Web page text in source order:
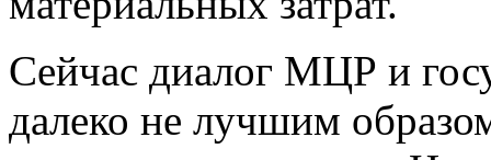
Сейчас диалог МЦР и
далеко не лучшим